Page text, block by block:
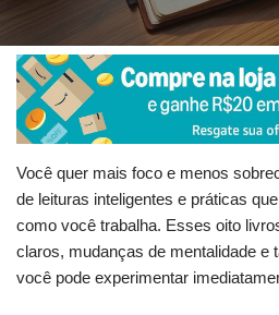
Você quer mais foco e menos
de leituras inteligentes e práticas
como você trabalha. Esses oito
claros, mudanças de mentalidade e
você pode experimentar